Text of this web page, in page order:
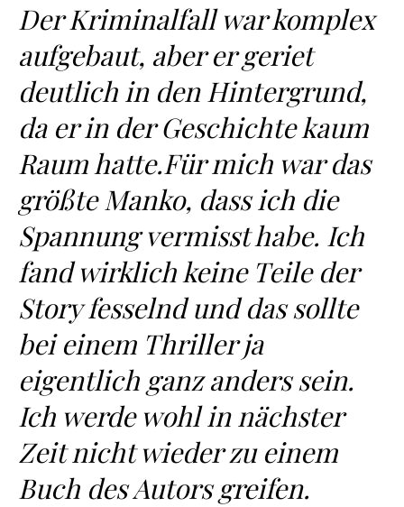
Der Kriminalfall war komplex
aufgebaut, aber er geriet
deutlich in den Hintergrund,
da er in der Geschichte kaum
Raum hatte.Für mich war das
größte Manko, dass ich die
Spannung vermisst habe. Ich
fand wirklich keine Teile der
Story fesselnd und das sollte
bei einem Thriller ja
eigentlich ganz anders sein.
Ich werde wohl in nächster
Zeit nicht wieder zu einem
Buch des Autors greifen.